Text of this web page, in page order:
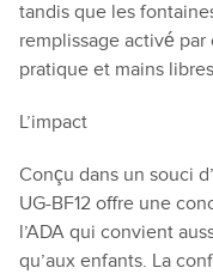
tandis que les
remplissage activé
pratique et mains
L’impact
Conçu dans un souci
UG-BF12 offre une
l’ADA qui convient
qu’aux enfants. La